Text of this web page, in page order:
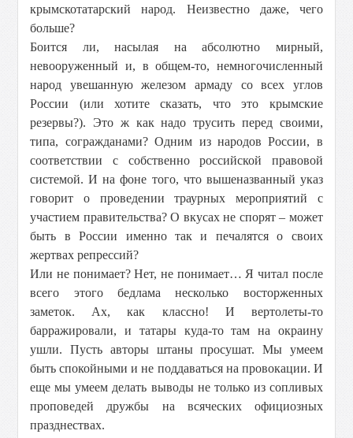
крымскотатарский народ. Неизвестно даже, чего
больше?
Боится ли, насылая на абсолютно мирный,
невооруженный и, в общем-то, немногочисленный
народ увешанную железом армаду со всех углов
России (или хотите сказать, что это крымские
резервы?). Это ж как надо трусить перед своими,
типа, согражданами? Одним из народов России, в
соответствии с собственно российской правовой
системой. И на фоне того, что вышеназванный указ
говорит о проведении траурных мероприятий с
участием правительства? О вкусах не спорят – может
быть в России именно так и печалятся о своих
жертвах репрессий?
Или не понимает? Нет, не понимает… Я читал после
всего этого бедлама несколько восторженных
заметок. Ах, как классно! И вертолеты-то
барражировали, и татары куда-то там на окраину
ушли. Пусть авторы штаны просушат. Мы умеем
быть спокойными и не поддаваться на провокации. И
еще мы умеем делать выводы не только из сопливых
проповедей дружбы на всяческих официозных
празднествах.